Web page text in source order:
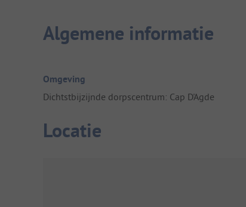
Algemene informatie
Omgeving
Dichtstbijzijnde dorpscentrum: Cap D'Agde
Locatie